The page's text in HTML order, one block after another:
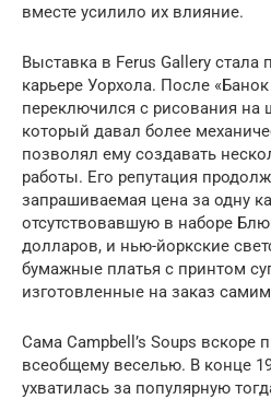
вместе усилило их влияние.
Выставка в Ferus Gallery
карьере Уорхола. После
переключился с рисования на
который давал более
позволял ему создавать
работы. Его репутация
запрашиваемая цена за одну
отсутствовавшую в наборе
долларов, и нью-йоркские
бумажные платья с принтом
изготовленные на заказ
Сама Campbell’s Soups вскоре
всеобщему веселью. В конце
ухватилась за популярную